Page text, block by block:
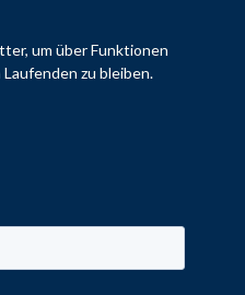
um über Funktionen
zu bleiben.